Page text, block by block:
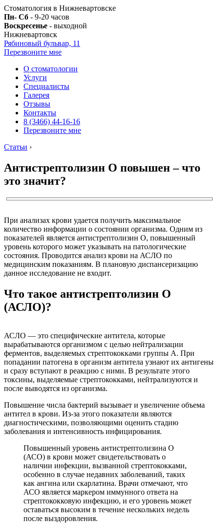
Стоматология в Нижневартовске
Пн- Сб - 9-20 часов
Воскресенье - выходной
Нижневартовск
Рябиновый бульвар, 11
Перезвоните мне
О стоматологии
Услуги
Специалисты
Галерея
Отзывы
Контакты
8 (3466) 44-16-16
Перезвоните мне
Статьи ›
Антистрептолизин О повышен – что
это значит?
При анализах крови удается получить максимальное
количество информации о состоянии организма. Одним из
показателей является антистрептолизин О, повышенный
уровень которого может указывать на патологические
состояния. Проводится анализ крови на АСЛО по
медицинским показаниям. В плановую диспансеризацию
данное исследование не входит.
Что такое антистрептолизин О
(АСЛО)?
АСЛО — это специфические антитела, которые
вырабатываются организмом с целью нейтрализации
ферментов, выделяемых стрептококками группы А. При
попадании патогена в организм антитела узнают их антигены
и сразу вступают в реакцию с ними. В результате этого
токсины, выделяемые стрептококками, нейтрализуются и
после выводятся из организма.
Повышение числа бактерий вызывает и увеличение объема
антител в крови. Из-за этого показатели являются
диагностическими, позволяющими оценить стадию
заболевания и интенсивность инфицирования.
Повышенный уровень антистрептолизина О
(АСО) в крови может свидетельствовать о
наличии инфекции, вызванной стрептококками,
особенно в случае недавних заболеваний, таких
как ангина или скарлатина. Врачи отмечают, что
АСО является маркером иммунного ответа на
стрептококковую инфекцию, и его уровень может
оставаться высоким в течение нескольких недель
после выздоровления.